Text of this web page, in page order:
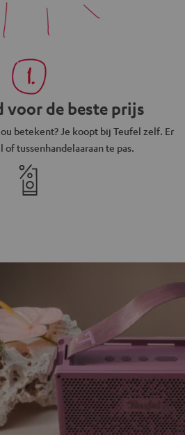
voor de beste prijs
betekent? Je koopt bij Teufel zelf. Er
tussenhandelaaraan te pas.